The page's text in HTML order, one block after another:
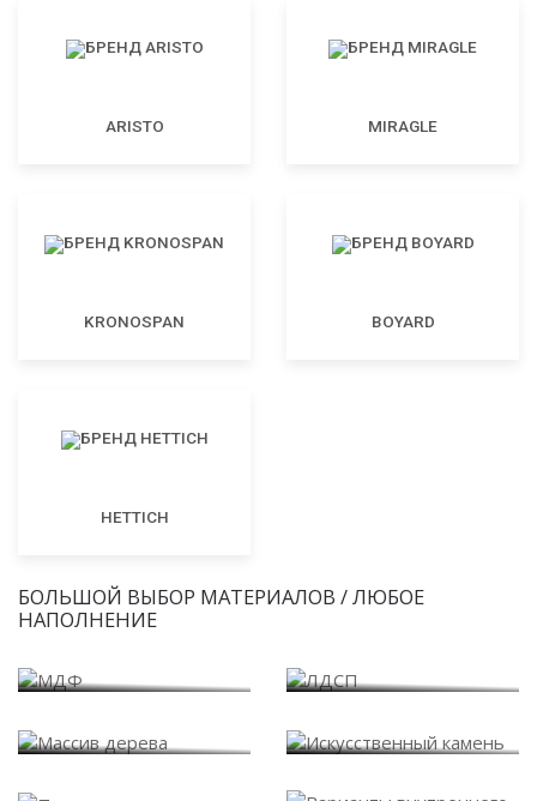
ARISTO MIRAGLE
KRONOSPAN BOYARD
HETTICH
БОЛЬШОЙ ВЫБОР МАТЕРИАЛОВ / ЛЮБОЕ
НАПОЛНЕНИЕ